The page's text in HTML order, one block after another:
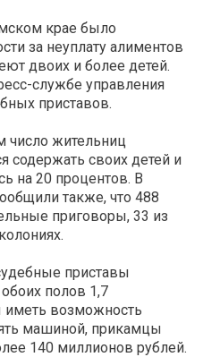
крае было
за неуплату алиментов
двоих и более детей.
службе управления
приставов.
число жительниц
содержать своих детей и
на 20 процентов. В
также, что 488
приговоры, 33 из
приставы
полов 1,7
иметь возможность
машиной, прикамцы
140 миллионов рублей.